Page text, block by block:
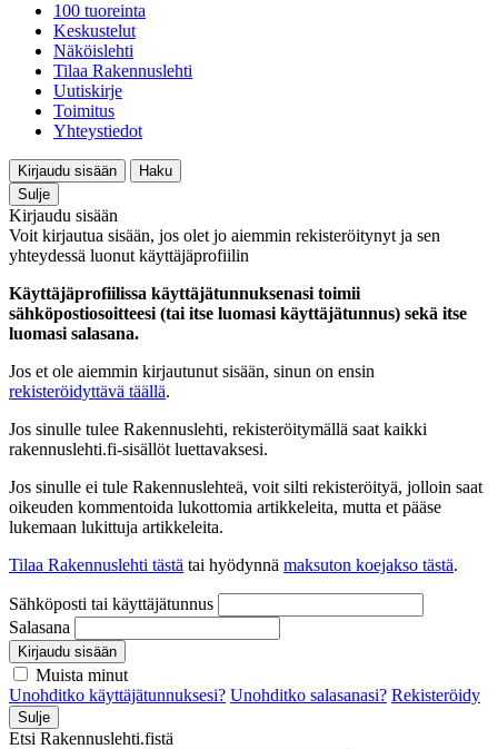
100 tuoreinta
Keskustelut
Näköislehti
Tilaa Rakennuslehti
Uutiskirje
Toimitus
Yhteystiedot
Kirjaudu sisään
Haku
Sulje
Kirjaudu sisään
Voit kirjautua sisään, jos olet jo aiemmin rekisteröitynyt ja sen
yhteydessä luonut käyttäjäprofiilin
Käyttäjäprofiilissa käyttäjätunnuksenasi toimii
sähköpostiosoitteesi (tai itse luomasi käyttäjätunnus) sekä itse
luomasi salasana.
Jos et ole aiemmin kirjautunut sisään, sinun on ensin
rekisteröidyttävä täällä.
Jos sinulle tulee Rakennuslehti, rekisteröitymällä saat kaikki
rakennuslehti.fi-sisällöt luettavaksesi.
Jos sinulle ei tule Rakennuslehteä, voit silti rekisteröityä, jolloin saat
oikeuden kommentoida lukottomia artikkeleita, mutta et pääse
lukemaan lukittuja artikkeleita.
Tilaa Rakennuslehti tästä tai hyödynnä maksuton koejakso tästä.
Sähköposti tai käyttäjätunnus
Salasana
Kirjaudu sisään
Muista minut
Unohditko käyttäjätunnuksesi? Unohditko salasanasi? Rekisteröidy
Sulje
Etsi Rakennuslehti.fistä